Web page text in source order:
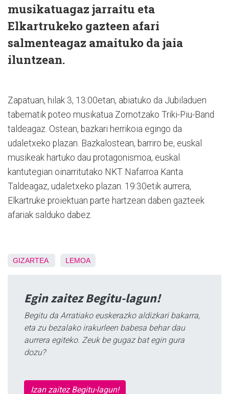
musikatuagaz jarraitu eta
Elkartrukeko gazteen afari
salmenteagaz amaituko da jaia
iluntzean.
Zapatuan, hilak 3, 13:00etan, abiatuko da Jubiladuen
tabernatik poteo musikatua Zornotzako Triki-Piu-Band
taldeagaz. Ostean, bazkari herrikoia egingo da
udaletxeko plazan. Bazkalostean, barriro be, euskal
musikeak hartuko dau protagonismoa, euskal
kantutegian oinarritutako NKT Nafarroa Kanta
Taldeagaz, udaletxeko plazan. 19:30etik aurrera,
Elkartruke proiektuan parte hartzean daben gazteek
afariak salduko dabez.
GIZARTEA LEMOA
Egin zaitez Begitu-lagun!
Begitu da Arratiako euskerazko aldizkari bakarra,
eta zu bezalako irakurleen babesa behar dau
aurrera egiteko. Zeuk be gugaz bat egin gura
dozu?
Izan zaitez Begitu-lagun!